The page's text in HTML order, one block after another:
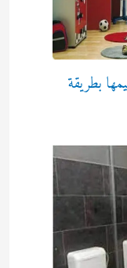
بطريقة